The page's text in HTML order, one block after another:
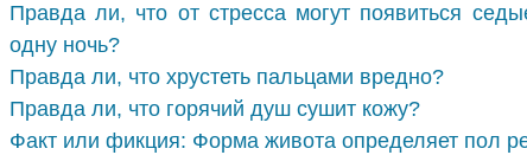
Правда ли, что от стресса могут появиться
одну ночь?
Правда ли, что хрустеть пальцами вредно?
Правда ли, что горячий душ сушит кожу?
Факт или фикция: Форма живота определяет пол